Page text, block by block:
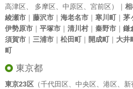
高津区
多摩区 中原区 宮前区）｜
綾瀬市 ｜ 藤沢市 ｜ 海老名市 ｜ 寒川町｜ 茅
伊勢原市 ｜ 平塚市 ｜ 清川村｜ 秦野市 ｜ 鎌
須賀市 ｜ 三浦市 ｜ 松田町｜ 開成町｜ 大井
町
東京都
東京23区 （千代田区 中央区 港区 新